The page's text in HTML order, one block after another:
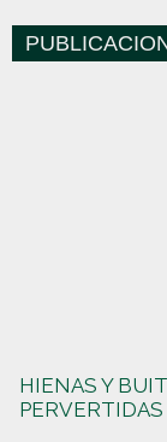
HIENAS Y